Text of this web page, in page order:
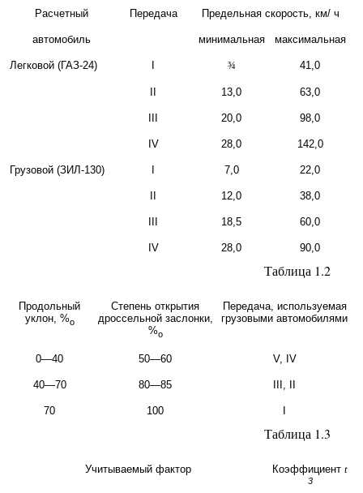
Расчетный Передача Предельная скорость, км/ ч
автомобиль минимальная максимальная
Легковой (ГАЗ-24) I ¾ 41,0
II 13,0 63,0
III 20,0 98,0
IV 28,0 142,0
Грузовой (ЗИЛ-130) I 7,0 22,0
II 12,0 38,0
III 18,5 60,0
IV 28,0 90,0
Таблица 1.2
Продольный
уклон, %о
Степень открытия
дроссельной заслонки,
%о
Передача, используемая
грузовыми автомобилями
0—40 50—60 V, IV
40—70 80—85 III, II
70 100 I
Таблица 1.3
Учитываемый фактор Коэффициент t
3